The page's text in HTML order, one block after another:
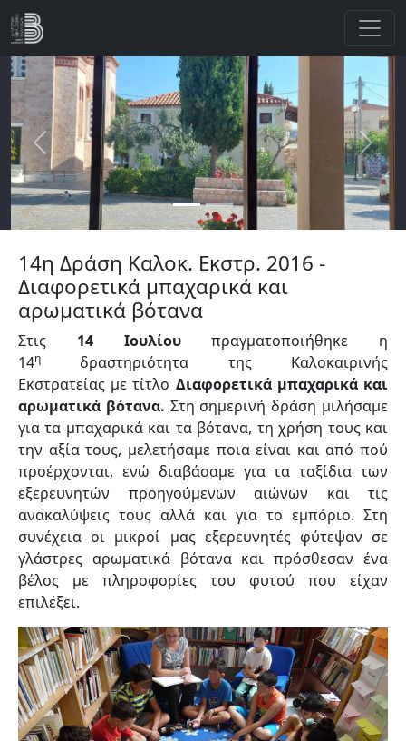
Παράκαμψη προς το κυρίως περιεχόμενο
Previous Next
14η Δράση Καλοκ. Εκστρ. 2016 -
Διαφορετικά μπαχαρικά και
αρωματικά βότανα
Στις 14 Ιουλίουπραγματοποιήθηκε η
14η
δραστηριότητα της Καλοκαιρινής
Εκστρατείας με τίτλο Διαφορετικά μπαχαρικά και
αρωματικά βότανα. Στη σημερινή δράση μιλήσαμε
για τα μπαχαρικά και τα βότανα, τη χρήση τους και
την αξία τους, μελετήσαμε ποια είναι και από πού
προέρχονται, ενώ διαβάσαμε για τα ταξίδια των
εξερευνητών προηγούμενων αιώνων και τις
ανακαλύψεις τους αλλά και για το εμπόριο. Στη
συνέχεια οι μικροί μας εξερευνητές φύτεψαν σε
γλάστρες αρωματικά βότανα και πρόσθεσαν ένα
βέλος με πληροφορίες του φυτού που είχαν
επιλέξει.